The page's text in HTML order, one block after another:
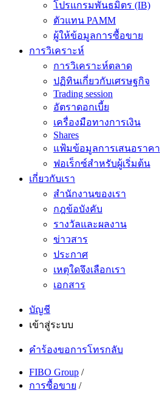
โปรแกรมพันธมิตร (IB)
ตัวแทน PAMM
ผู้ให้ข้อมูลการซื้อขาย
การวิเคราะห์
การวิเคราะห์ตลาด
ปฏิทินเกี่ยวกับเศรษฐกิจ
Trading session
อัตราดอกเบี้ย
เครื่องมือทางการเงิน
Shares
แฟ้มข้อมูลการเสนอราคา
ฟอเร็กซ์สำหรับผู้เริ่มต้น
เกี่ยวกับเรา
สำนักงานของเรา
กฎข้อบังคับ
รางวัลและผลงาน
ข่าวสาร
ประกาศ
เหตุใดจึงเลือกเรา
เอกสาร
บัญชี
เข้าสู่ระบบ
คำร้องขอการโทรกลับ
FIBO Group /
การซื้อขาย /